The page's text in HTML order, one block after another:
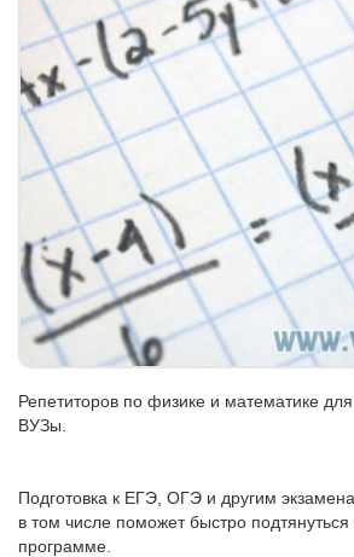
Репетиторов по физике и математике
ВУЗы.
Подготовка к ЕГЭ, ОГЭ и другим
в том числе поможет быстро
программе.